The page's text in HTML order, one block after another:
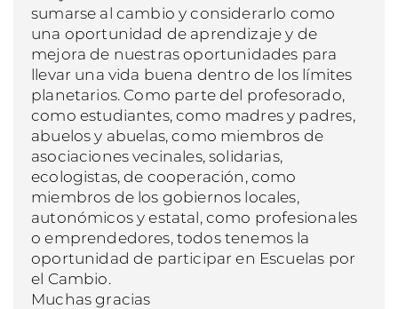
sumarse al cambio y considerarlo como
una oportunidad de aprendizaje y de
mejora de nuestras oportunidades para
llevar una vida buena dentro de los límites
planetarios. Como parte del profesorado,
como estudiantes, como madres y padres,
abuelos y abuelas, como miembros de
asociaciones vecinales, solidarias,
ecologistas, de cooperación, como
miembros de los gobiernos locales,
autonómicos y estatal, como profesionales
o emprendedores, todos tenemos la
oportunidad de participar en Escuelas por
el Cambio.
Muchas gracias